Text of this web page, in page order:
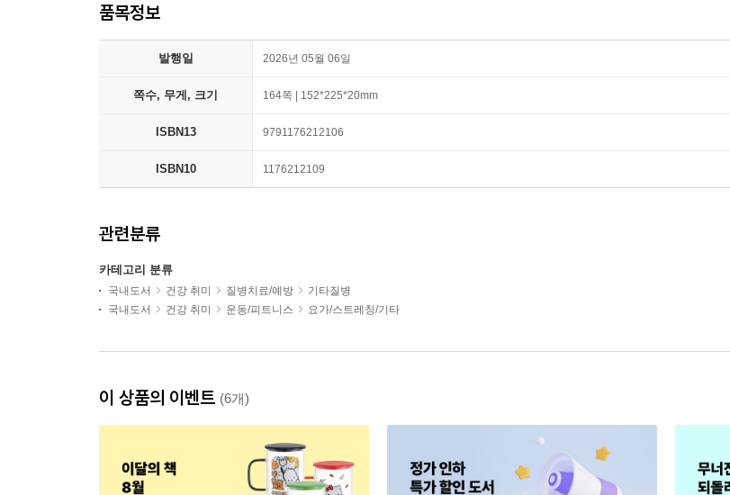
품목정보
발행일 2026년 05월 06일
쪽수, 무게, 크기 164쪽 | 152*225*20mm
ISBN13 9791176212106
ISBN10 1176212109
관련분류
카테고리 분류
국내도서 건강 취미 질병치료/예방
기타질병
국내도서
건강 취미 운동/피트니스 요가/스트레칭/기타
이 상품의 이벤트 (6개)